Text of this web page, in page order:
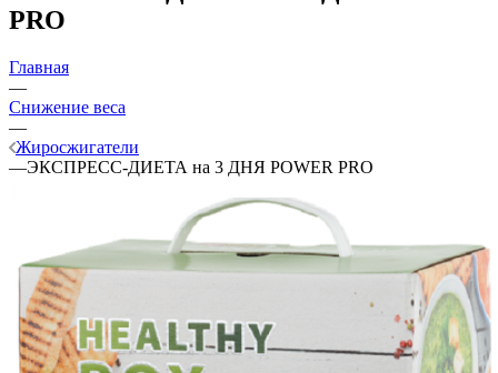
PRO
Главная
—
Снижение веса
—
Жиросжигатели
—ЭКСПРЕСС-ДИЕТА на 3 ДНЯ POWER PRO